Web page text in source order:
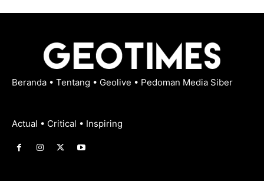
Beranda • Tentang • Geolive • Pedoman Media Siber
Actual • Critical • Inspiring